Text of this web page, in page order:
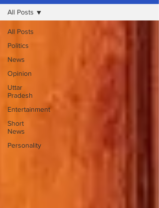
All Posts
Politics
News
Opinion
Uttar
Pradesh
Entertainment
Short
News
Personality
All Posts